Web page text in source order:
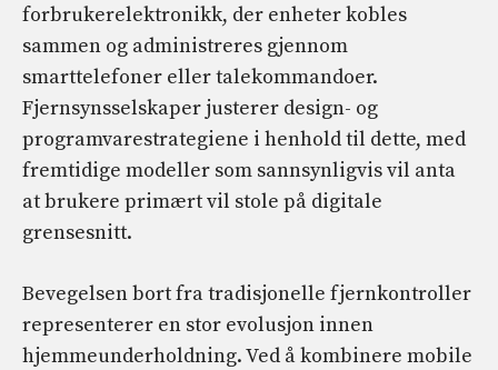
forbrukerelektronikk, der enheter kobles
sammen og administreres gjennom
smarttelefoner eller talekommandoer.
Fjernsynsselskaper justerer design- og
programvarestrategiene i henhold til dette, med
fremtidige modeller som sannsynligvis vil anta
at brukere primært vil stole på digitale
grensesnitt.
Bevegelsen bort fra tradisjonelle fjernkontroller
representerer en stor evolusjon innen
hjemmeunderholdning. Ved å kombinere mobile